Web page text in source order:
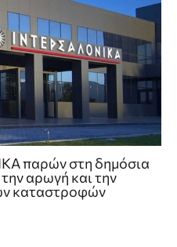
παρών στη δημόσια
αρωγή και την
καταστροφών